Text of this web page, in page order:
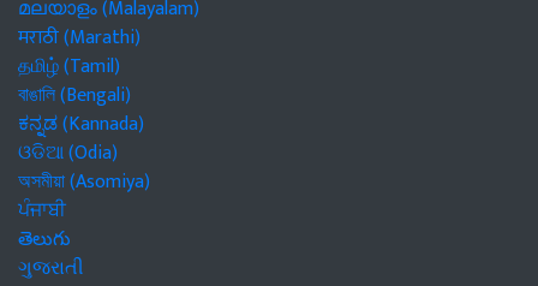
മലയാളം (Malayalam)
मराठी (Marathi)
தமிழ் (Tamil)
বাঙালি (Bengali)
ಕನ್ನಡ (Kannada)
ଓଡିଆ (Odia)
অসমীয়া (Asomiya)
ਪੰਜਾਬੀ
తెలుగు
ગુજરાતી